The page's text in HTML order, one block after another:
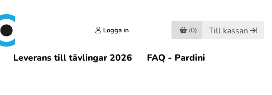
Logga in (0) Till kassan
Leverans till tävlingar 2026 FAQ - Pardini